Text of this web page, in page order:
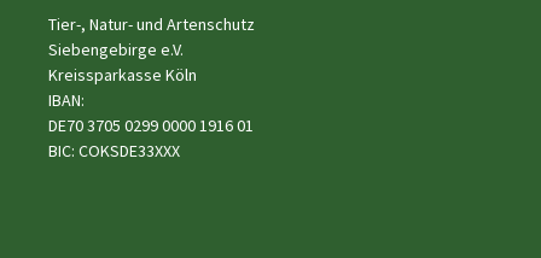
Tier-, Natur- und Artenschutz
Siebengebirge e.V.
Kreissparkasse Köln
IBAN:
DE70 3705 0299 0000 1916 01
BIC: COKSDE33XXX